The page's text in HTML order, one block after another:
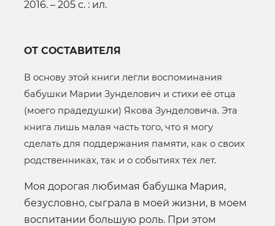
2016. – 205 с. : ил.
ОТ СОСТАВИТЕЛЯ
В основу этой книги легли воспоминания
бабушки Марии Зунделович и стихи её отца
(моего прадедушки) Якова Зунделовича. Эта
книга лишь малая часть того, что я могу
сделать для поддержания памяти, как о своих
родственниках, так и о событиях тех лет.
Моя дорогая любимая бабушка Мария,
безусловно, сыграла в моей жизни, в моем
воспитании большую роль. При этом